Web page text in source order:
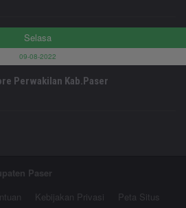
Selasa
09-08-2022
Perwakilan Kab.Paser
Paser
Kebijakan Privasi Peta Situs